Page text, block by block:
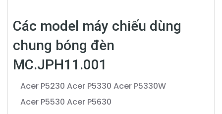
Các model máy chiếu dùng
chung bóng đèn
MC.JPH11.001
Acer P5230 Acer P5330 Acer P5330W
Acer P5530 Acer P5630